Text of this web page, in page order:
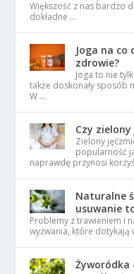
Większość z nas bardzo
dokładne …
Joga na co
zdrowie?
Joga to nie
także doskonały sposób
W …
Czy
Zielony
popularność
naprawdę przynosi
Naturalne
usuwanie
Problemy z trawieniem i
wyzwania, które dotykają
Żyworódka